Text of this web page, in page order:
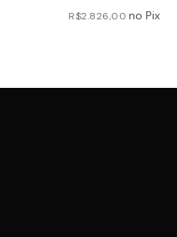
R$2.826,00